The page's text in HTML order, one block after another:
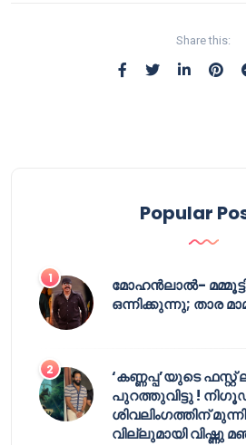
Share this:
Popular
മോഹൻലാൽ- മമ്മൂട്ടി-
ഒന്നിക്കുന്നു; താര
‘കണ്ണപ്പ’യുടെ ഫസ്റ്റ്
പുറത്തുവിട്ടു !
ശിവലിംഗത്തിന്
വില്ലുമായി വിഷ്ണു